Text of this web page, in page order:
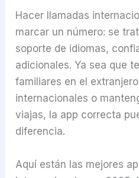
Hacer llamadas
marcar un número: se
soporte de idiomas,
adicionales. Ya sea que
familiares en el
internacionales o
viajas, la app correcta
diferencia.
Aquí están las mejores